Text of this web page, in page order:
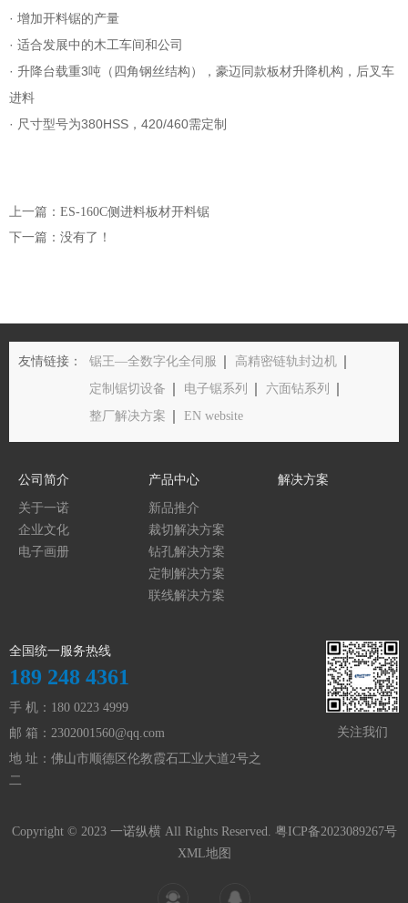
· 增加开料锯的产量
· 适合发展中的木工车间和公司
· 升降台载重3吨（四角钢丝结构），豪迈同款板材升降机构，后叉车
进料
· 尺寸型号为380HSS，420/460需定制
上一篇：ES-160C侧进料板材开料锯
下一篇：没有了！
友情链接： 锯王—全数字化全伺服
高精密链轨封边机
定制锯切设备
电子锯系列
六面钻系列
整厂解决方案
EN website
公司简介
关于一诺
企业文化
电子画册
产品中心
新品推介
裁切解决方案
钻孔解决方案
定制解决方案
联线解决方案
解决方案
全国统一服务热线
189 248 4361
手 机：180 0223 4999
邮 箱： 2302001560@qq.com
地 址：佛山市顺德区伦教霞石工业大道2号之
二
关注我们
Copyright © 2023 一诺纵横 All Rights Reserved. 粤ICP备2023089267号
XML地图